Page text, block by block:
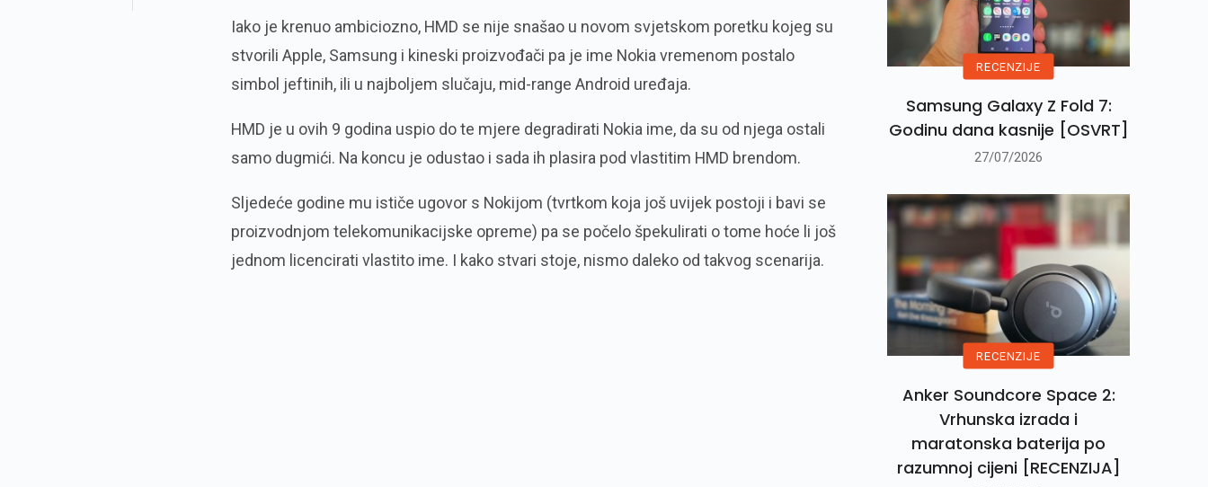
Iako je krenuo ambiciozno, HMD se nije snašao u novom svjetskom poretku kojeg su
stvorili Apple, Samsung i kineski proizvođači pa je ime Nokia vremenom postalo
simbol jeftinih, ili u najboljem slučaju, mid-range Android uređaja.
HMD je u ovih 9 godina uspio do te mjere degradirati Nokia ime, da su od njega ostali
samo dugmići. Na koncu je odustao i sada ih plasira pod vlastitim HMD brendom.
Sljedeće godine mu ističe ugovor s Nokijom (tvrtkom koja još uvijek postoji i bavi se
proizvodnjom telekomunikacijske opreme) pa se počelo špekulirati o tome hoće li još
jednom licencirati vlastito ime. I kako stvari stoje, nismo daleko od takvog scenarija.
RECENZIJE
Samsung Galaxy Z Fold 7:
Godinu dana kasnije [OSVRT]
27/07/2026
RECENZIJE
Anker Soundcore Space 2:
Vrhunska izrada i
maratonska baterija po
razumnoj cijeni [RECENZIJA]